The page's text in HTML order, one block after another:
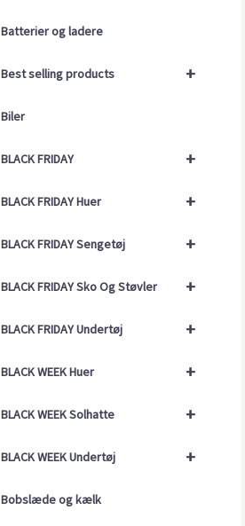
Batterier og ladere
+
Best selling products
Biler
+
BLACK FRIDAY
+
BLACK FRIDAY Huer
+
BLACK FRIDAY Sengetøj
+
BLACK FRIDAY Sko Og Støvler
+
BLACK FRIDAY Undertøj
+
BLACK WEEK Huer
+
BLACK WEEK Solhatte
+
BLACK WEEK Undertøj
Bobslæde og kælk